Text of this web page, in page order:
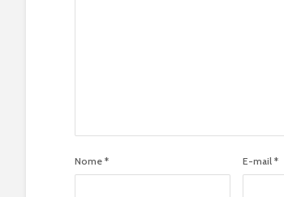
Nome * E-mail *